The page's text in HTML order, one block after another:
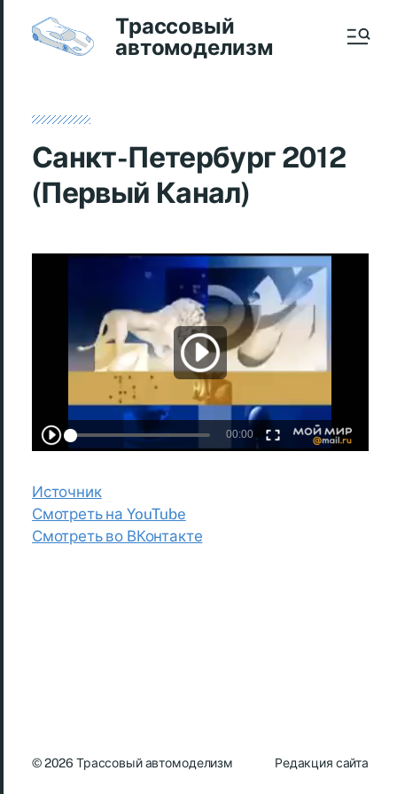
Трассовый
автомоделизм
Санкт-Петербург 2012
(Первый Канал)
Источник
Смотреть на YouTube
Смотреть во ВКонтакте
© 2026Трассовый автомоделизм Редакция сайта